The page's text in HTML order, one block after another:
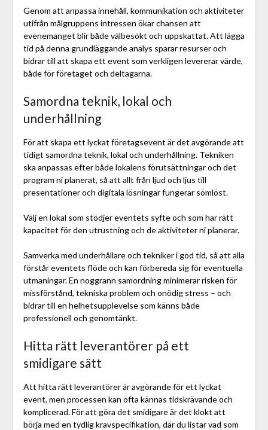
Genom att anpassa innehåll, kommunikation och aktiviteter
utifrån målgruppens intressen ökar chansen att
evenemanget blir både välbesökt och uppskattat. Att lägga
tid på denna grundläggande analys sparar resurser och
bidrar till att skapa ett event som verkligen levererar värde,
både för företaget och deltagarna.
Samordna teknik, lokal och
underhållning
För att skapa ett lyckat företagsevent är det avgörande att
tidigt samordna teknik, lokal och underhållning. Tekniken
ska anpassas efter både lokalens förutsättningar och det
program ni planerat, så att allt från ljud och ljus till
presentationer och digitala lösningar fungerar sömlöst.
Välj en lokal som stödjer eventets syfte och som har rätt
kapacitet för den utrustning och de aktiviteter ni planerar.
Samverka med underhållare och tekniker i god tid, så att alla
förstår eventets flöde och kan förbereda sig för eventuella
utmaningar. En noggrann samordning minimerar risken för
missförstånd, tekniska problem och onödig stress – och
bidrar till en helhetsupplevelse som känns både
professionell och genomtänkt.
Hitta rätt leverantörer på ett
smidigare sätt
Att hitta rätt leverantörer är avgörande för ett lyckat
event, men processen kan ofta kännas tidskrävande och
komplicerad. För att göra det smidigare är det klokt att
börja med en tydlig kravspecifikation, där du listar vad som